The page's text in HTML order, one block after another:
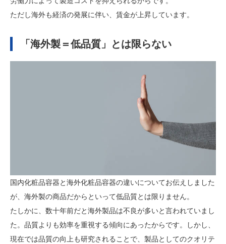
ただし海外も経済の発展に伴い、賃金が上昇しています。
「海外製＝低品質」とは限らない
国内化粧品容器と海外化粧品容器の違いについてお伝えしました
が、海外製の商品だからといって低品質とは限りません。
たしかに、数十年前だと海外製品は不良が多いと言われていまし
た。品質よりも効率を重視する傾向にあったからです。しかし、
現在では品質の向上も研究されることで、製品としてのクオリテ